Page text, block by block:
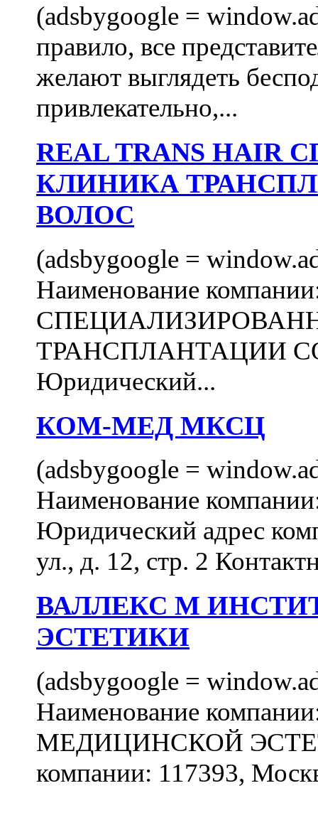
(adsbygoogle =
правило, все
желают выглядеть
привлекательно,...
REAL TRANS
КЛИНИКА
ВОЛОС
(adsbygoogle =
Наименование
ТРАНСПЛАНТАЦИИ
Юридический...
КОМ-МЕД МКСЦ
(adsbygoogle =
Наименование
Юридический адрес
ул., д. 12, стр. 2
ВАЛЛЕКС М
ЭСТЕТИКИ
(adsbygoogle =
Наименование
МЕДИЦИНСКОЙ
компании: 117393,